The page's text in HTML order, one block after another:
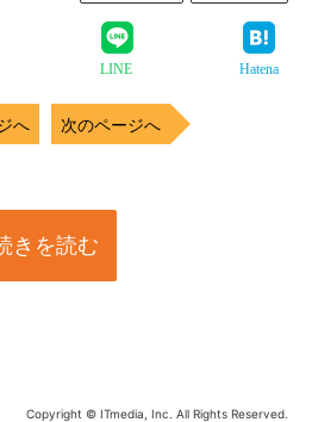
LINE Hatena
へ 次のページへ
きを読む
Copyright © ITmedia, Inc. All Rights Reserved.